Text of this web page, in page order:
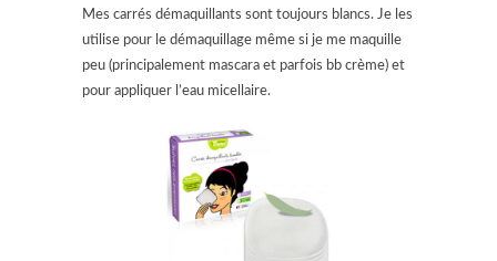
Mes carrés démaquillants sont toujours blancs. Je les
utilise pour le démaquillage même si je me maquille
peu (principalement mascara et parfois bb crème) et
pour appliquer l’eau micellaire.